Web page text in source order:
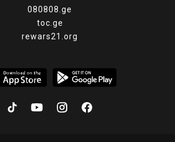
080808.ge
toc.ge
rewars21.org